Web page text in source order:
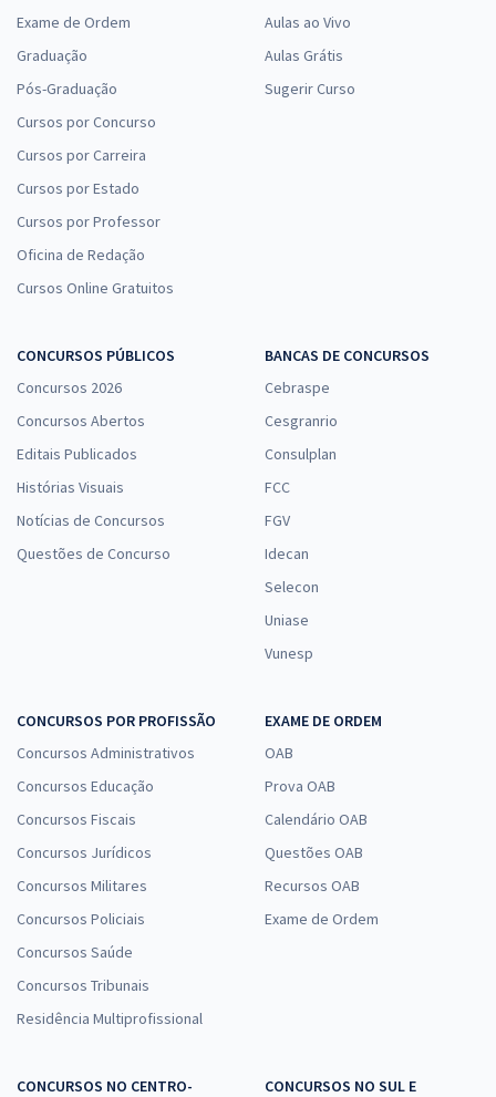
Exame de Ordem
Graduação
Pós-Graduação
Cursos por Concurso
Cursos por Carreira
Cursos por Estado
Cursos por Professor
Oficina de Redação
Cursos Online Gratuitos
Aulas ao Vivo
Aulas Grátis
Sugerir Curso
CONCURSOS PÚBLICOS
Concursos 2026
Concursos Abertos
Editais Publicados
Histórias Visuais
Notícias de Concursos
Questões de Concurso
BANCAS DE CONCURSOS
Cebraspe
Cesgranrio
Consulplan
FCC
FGV
Idecan
Selecon
Uniase
Vunesp
CONCURSOS POR PROFISSÃO
Concursos Administrativos
Concursos Educação
Concursos Fiscais
Concursos Jurídicos
Concursos Militares
Concursos Policiais
Concursos Saúde
Concursos Tribunais
Residência Multiprofissional
EXAME DE ORDEM
OAB
Prova OAB
Calendário OAB
Questões OAB
Recursos OAB
Exame de Ordem
CONCURSOS NO CENTRO-
CONCURSOS NO SUL E